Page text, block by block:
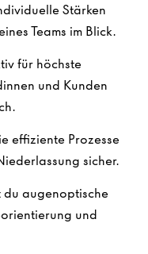
Stärken
Teams im Blick.
für höchste
und Kunden
effiziente Prozesse
sicher.
augenoptische
und